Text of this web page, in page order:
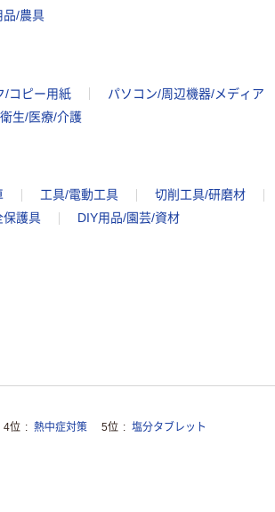
品/農具
/コピー用紙
パソコン/周辺機器/メディア
衛生/医療/介護
工具/電動工具
切削工具/研磨材
護具 DIY用品/園芸/資材
4位 熱中症対策 5位 塩分タブレット